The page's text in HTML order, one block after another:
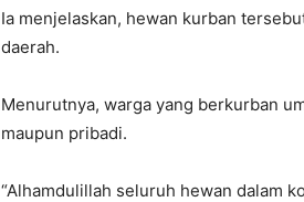
Ia menjelaskan, hewan kurban
daerah.
Menurutnya, warga yang berkurban
maupun pribadi.
“Alhamdulillah seluruh hewan dalam